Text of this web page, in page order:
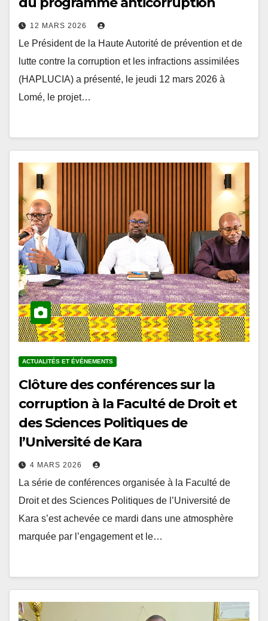
12 MARS 2026
Le Président de la Haute Autorité de prévention et de
lutte contre la corruption et les infractions assimilées
(HAPLUCIA) a présenté, le jeudi 12 mars 2026 à
Lomé, le projet…
Clôture des conférences sur la
corruption à la Faculté de Droit et
des Sciences Politiques de
l’Université de Kara
La série de conférences organisée à la Faculté de
Droit et des Sciences Politiques de l’Université de
Kara s’est achevée ce mardi dans une atmosphère
marquée par l’engagement et le…